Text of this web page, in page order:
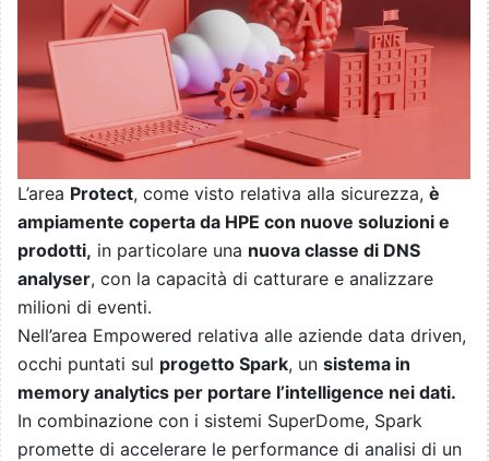
L’area Protect, come visto relativa alla sicurezza, è
ampiamente coperta da HPE con nuove soluzioni e
prodotti, in particolare una nuova classe di DNS
analyser, con la capacità di catturare e analizzare
milioni di eventi.
Nell’area Empowered relativa alle aziende data driven,
occhi puntati sul progetto Spark, un sistema in
memory analytics per portare l’intelligence nei dati.
In combinazione con i sistemi SuperDome, Spark
promette di accelerare le performance di analisi di un